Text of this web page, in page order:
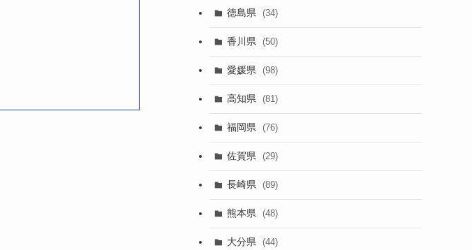
徳島県 (34)
香川県 (50)
愛媛県 (98)
高知県 (81)
福岡県 (76)
佐賀県 (29)
長崎県 (89)
熊本県 (48)
大分県 (44)